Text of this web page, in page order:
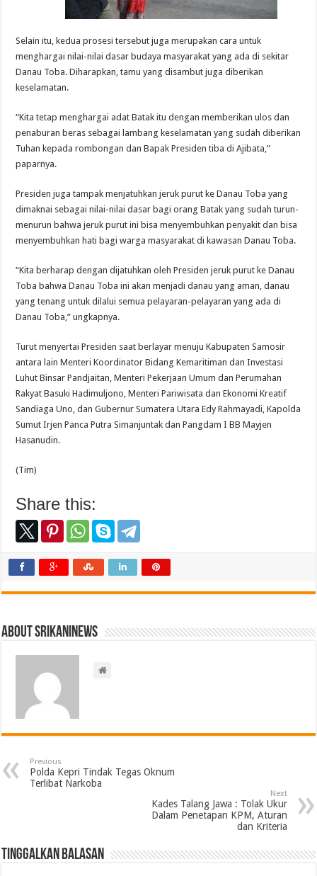
Selain itu, kedua prosesi tersebut juga merupakan cara untuk
menghargai nilai-nilai dasar budaya masyarakat yang ada di sekitar
Danau Toba. Diharapkan, tamu yang disambut juga diberikan
keselamatan.
“Kita tetap menghargai adat Batak itu dengan memberikan ulos dan
penaburan beras sebagai lambang keselamatan yang sudah diberikan
Tuhan kepada rombongan dan Bapak Presiden tiba di Ajibata,”
paparnya.
Presiden juga tampak menjatuhkan jeruk purut ke Danau Toba yang
dimaknai sebagai nilai-nilai dasar bagi orang Batak yang sudah turun-
menurun bahwa jeruk purut ini bisa menyembuhkan penyakit dan bisa
menyembuhkan hati bagi warga masyarakat di kawasan Danau Toba.
“Kita berharap dengan dijatuhkan oleh Presiden jeruk purut ke Danau
Toba bahwa Danau Toba ini akan menjadi danau yang aman, danau
yang tenang untuk dilalui semua pelayaran-pelayaran yang ada di
Danau Toba,” ungkapnya.
Turut menyertai Presiden saat berlayar menuju Kabupaten Samosir
antara lain Menteri Koordinator Bidang Kemaritiman dan Investasi
Luhut Binsar Pandjaitan, Menteri Pekerjaan Umum dan Perumahan
Rakyat Basuki Hadimuljono, Menteri Pariwisata dan Ekonomi Kreatif
Sandiaga Uno, dan Gubernur Sumatera Utara Edy Rahmayadi, Kapolda
Sumut Irjen Panca Putra Simanjuntak dan Pangdam I BB Mayjen
Hasanudin.
(Tim)
Share this:
About srikaninews
Previous
Polda Kepri Tindak Tegas Oknum
Terlibat Narkoba
Next
Kades Talang Jawa : Tolak Ukur
Dalam Penetapan KPM, Aturan
dan Kriteria
Tinggalkan Balasan